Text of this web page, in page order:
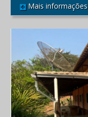
REF 484
Mais informações